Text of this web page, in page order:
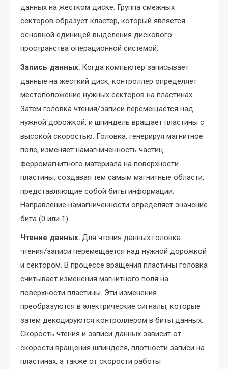
данных на жестком диске. Группа смежных
секторов образует кластер, который является
основной единицей выделения дискового
пространства операционной системой.
Запись данных⁚ Когда компьютер записывает
данные на жесткий диск, контроллер определяет
местоположение нужных секторов на пластинах.
Затем головка чтения/записи перемещается над
нужной дорожкой, и шпиндель вращает пластины с
высокой скоростью. Головка, генерируя магнитное
поле, изменяет намагниченность частиц
ферромагнитного материала на поверхности
пластины, создавая тем самым магнитные области,
представляющие собой биты информации.
Направление намагниченности определяет значение
бита (0 или 1).
Чтение данных⁚ Для чтения данных головка
чтения/записи перемещается над нужной дорожкой
и сектором. В процессе вращения пластины головка
считывает изменения магнитного поля на
поверхности пластины. Эти изменения
преобразуются в электрические сигналы, которые
затем декодируются контроллером в биты данных.
Скорость чтения и записи данных зависит от
скорости вращения шпинделя, плотности записи на
пластинах, а также от скорости работы